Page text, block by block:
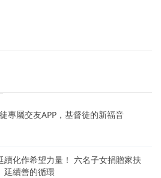
專屬交友APP，基督徒的新福音
續化作希望力量！ 六名子女捐贈家扶
延續善的循環